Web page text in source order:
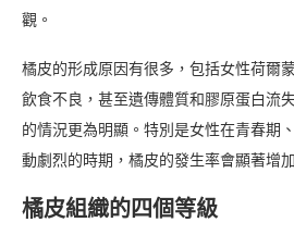
觀。
橘皮的形成原因有很多，包括女性荷爾
飲食不良，甚至遺傳體質和膠原蛋白流
的情況更為明顯。特別是女性在青春期
動劇烈的時期，橘皮的發生率會顯著增加
橘皮組織的四個等級